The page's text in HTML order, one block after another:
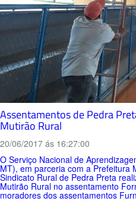
Assentamentos de Pedra
Mutirão Rural
20/06/2017 ás 16:27:00
O Serviço Nacional de
MT), em parceria com a Prefeitura
Sindicato Rural de Pedra Preta
Mutirão Rural no assentamento
moradores dos assentamentos